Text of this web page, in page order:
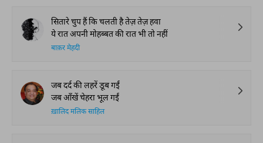
सितारे चुप हैं कि चलती है तेज़ तेज़ हवा
ये रात अपनी मोहब्बत की रात भी तो नहीं
बाक़र मेहदी
जब दर्द की लहरें डूब गईं
जब आँखें चेहरा भूल गईं
ख़ालिद मलिक साहिल